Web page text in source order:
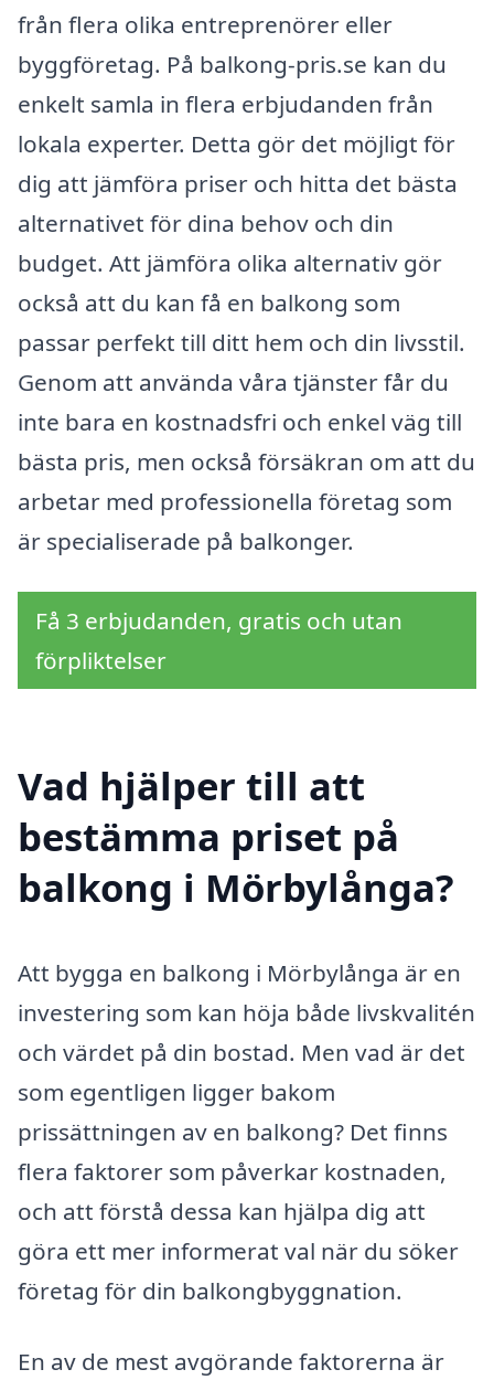
från flera olika entreprenörer eller
byggföretag. På balkong-pris.se kan du
enkelt samla in flera erbjudanden från
lokala experter. Detta gör det möjligt för
dig att jämföra priser och hitta det bästa
alternativet för dina behov och din
budget. Att jämföra olika alternativ gör
också att du kan få en balkong som
passar perfekt till ditt hem och din livsstil.
Genom att använda våra tjänster får du
inte bara en kostnadsfri och enkel väg till
bästa pris, men också försäkran om att du
arbetar med professionella företag som
är specialiserade på balkonger.
Få 3 erbjudanden, gratis och utan
förpliktelser
Vad hjälper till att
bestämma priset på
balkong i Mörbylånga?
Att bygga en balkong i Mörbylånga är en
investering som kan höja både livskvalitén
och värdet på din bostad. Men vad är det
som egentligen ligger bakom
prissättningen av en balkong? Det finns
flera faktorer som påverkar kostnaden,
och att förstå dessa kan hjälpa dig att
göra ett mer informerat val när du söker
företag för din balkongbyggnation.
En av de mest avgörande faktorerna är